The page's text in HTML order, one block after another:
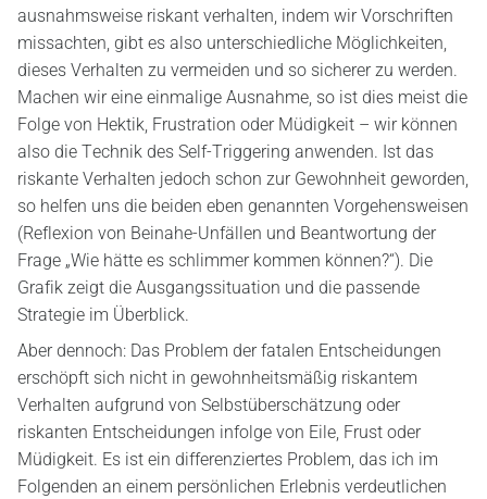
ausnahmsweise riskant verhalten, indem wir Vorschriften
missachten, gibt es also unterschiedliche Möglichkeiten,
dieses Verhalten zu vermeiden und so sicherer zu werden.
Machen wir eine einmalige Ausnahme, so ist dies meist die
Folge von Hektik, Frustration oder Müdigkeit – wir können
also die Technik des Self-Triggering anwenden. Ist das
riskante Verhalten jedoch schon zur Gewohnheit geworden,
so helfen uns die beiden eben genannten Vorgehensweisen
(Reflexion von Beinahe-Unfällen und Beantwortung der
Frage „Wie hätte es schlimmer kommen können?“). Die
Grafik zeigt die Ausgangssituation und die passende
Strategie im Überblick.
Aber dennoch: Das Problem der fatalen Entscheidungen
erschöpft sich nicht in gewohnheitsmäßig riskantem
Verhalten aufgrund von Selbstüberschätzung oder
riskanten Entscheidungen infolge von Eile, Frust oder
Müdigkeit. Es ist ein differenziertes Problem, das ich im
Folgenden an einem persönlichen Erlebnis verdeutlichen